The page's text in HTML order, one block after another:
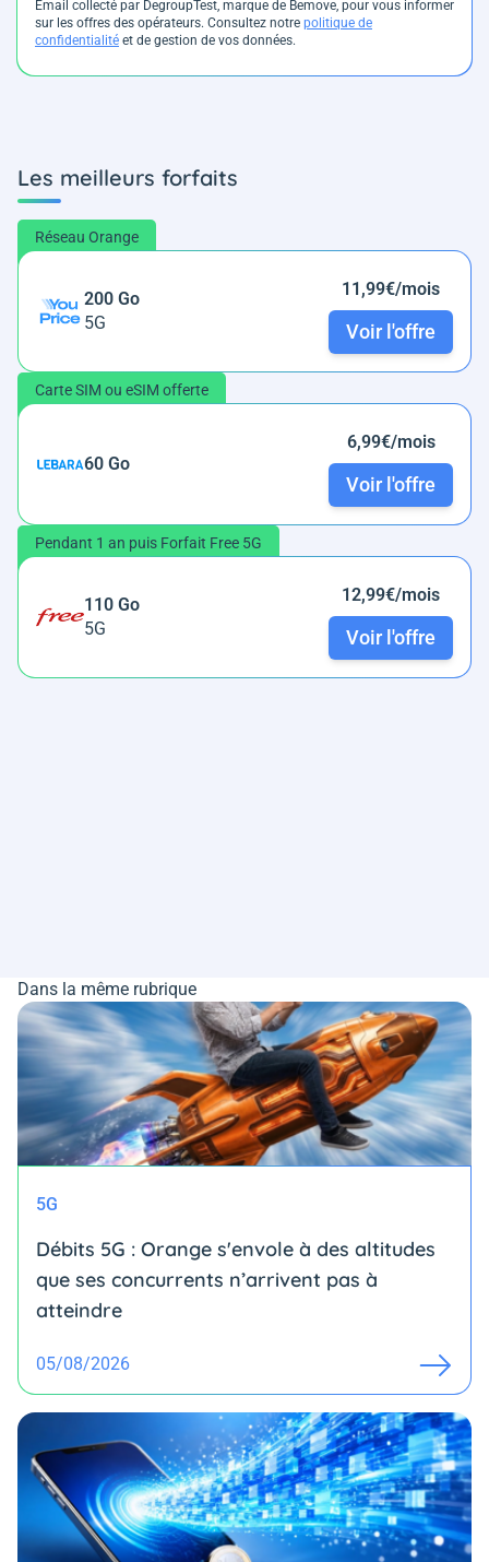
Email collecté par DegroupTest, marque de Bemove, pour vous informer
sur les offres des opérateurs. Consultez notre politique de
confidentialité et de gestion de vos données.
Les meilleurs forfaits
Réseau Orange
200 Go
5G
11,99€/mois
Voir l'offre
Carte SIM ou eSIM offerte
60 Go
6,99€/mois
Voir l'offre
Pendant 1 an puis Forfait Free 5G
110 Go
5G
12,99€/mois
Voir l'offre
Dans la même rubrique
5G
Débits 5G : Orange s'envole à des altitudes
que ses concurrents n’arrivent pas à
atteindre
05/08/2026